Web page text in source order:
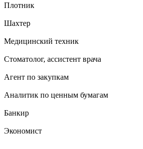
Плотник
Шахтер
Медицинский техник
Стоматолог, ассистент врача
Агент по закупкам
Аналитик по ценным бумагам
Банкир
Экономист